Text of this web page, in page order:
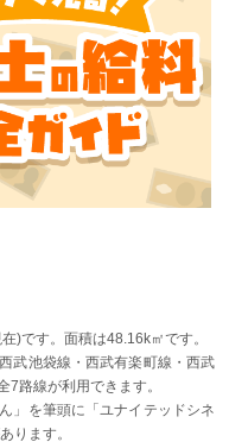
)です。面積は48.16k㎡です。
武池袋線・西武有楽町線・西武
路線が利用できます。
」を筆頭に「ユナイテッドシネ
ります。